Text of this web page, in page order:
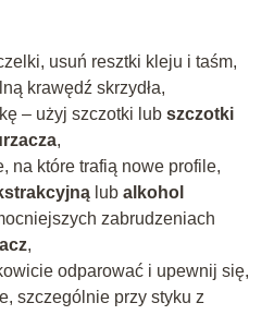
usuń resztki kleju i taśm,
krawędź skrzydła,
– użyj szczotki lub szczotki
,
na które trafią nowe profile,
lub alkohol
zabrudzeniach
,
odparować i upewnij się,
szczególnie przy styku z